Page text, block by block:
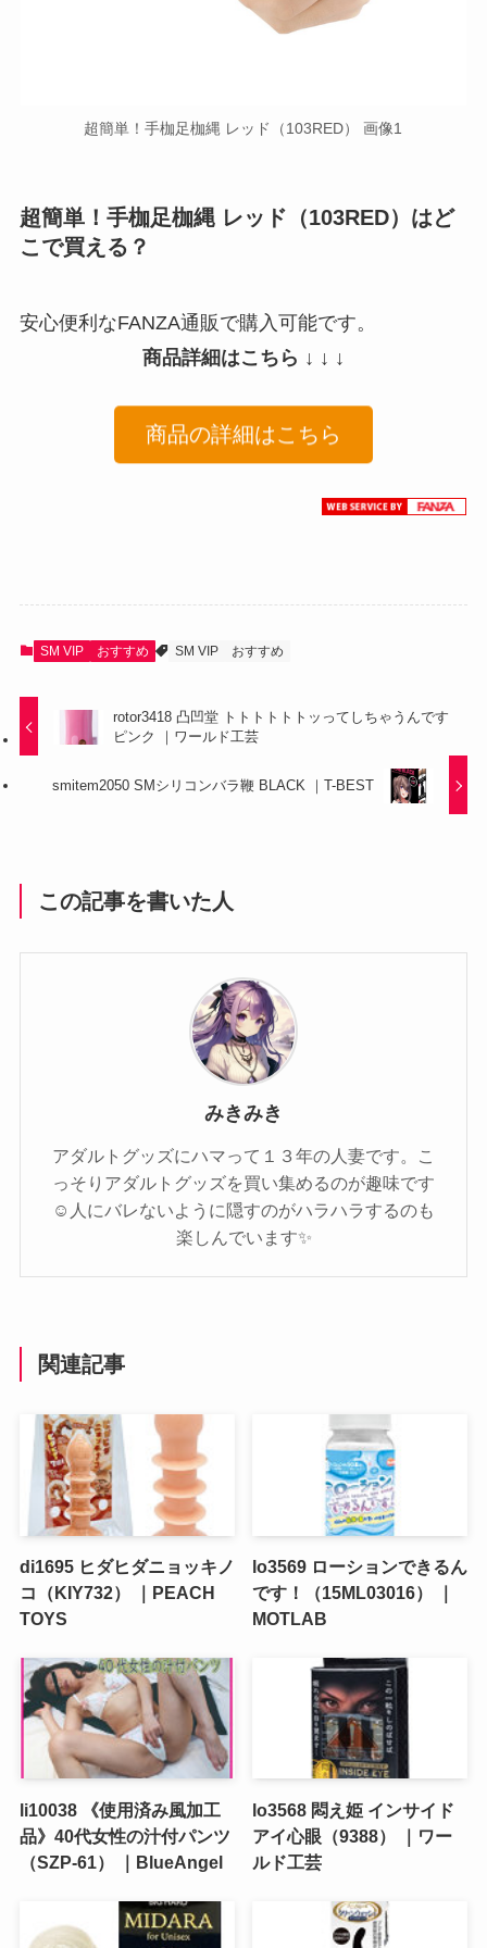
超簡単！手枷足枷縄 レッド（103RED） 画像1
超簡単！手枷足枷縄 レッド（103RED）はど
こで買える？
安心便利なFANZA通販で購入可能です。
商品詳細はこちら ↓ ↓ ↓
商品の詳細はこちら
SM VIP おすすめ SM VIP おすすめ
rotor3418 凸凹堂 トトトトトトッってしちゃうんです
ピンク ｜ワールド工芸
smitem2050 SMシリコンバラ鞭 BLACK ｜T-BEST
この記事を書いた人
みきみき
アダルトグッズにハマって１３年の人妻です。こ
っそりアダルトグッズを買い集めるのが趣味です
☺️人にバレないように隠すのがハラハラするのも
楽しんでいます✨️
関連記事
di1695 ヒダヒダニョッキノ
コ（KIY732） ｜PEACH
TOYS
lo3569 ローションできるん
です！（15ML03016） ｜
MOTLAB
li10038 《使用済み風加工
品》40代女性の汁付パンツ
（SZP-61） ｜BlueAngel
lo3568 悶え姫 インサイド
アイ心眼（9388） ｜ワー
ルド工芸